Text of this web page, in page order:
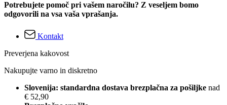
Potrebujete pomoč pri vašem naročilu? Z veseljem bomo
odgovorili na vsa vaša vprašanja.
Kontakt
Preverjena kakovost
Nakupujte varno in diskretno
Slovenija: standardna dostava brezplačna za pošiljke nad
€ 52,90